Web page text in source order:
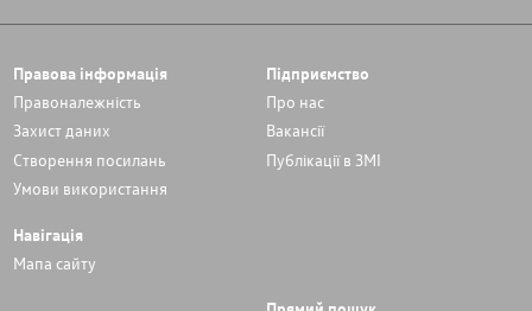
Правова інформація
Правоналежність
Захист даних
Cтворення посилань
Умови використання
Підприємство
Про нас
Вакансії
Публікації в ЗМІ
Навігація
Мапа сайту